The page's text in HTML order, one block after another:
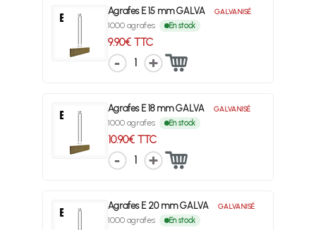
Agrafes E 15 mm GALVA GALVANISÉ
1000 agrafes En stock
9.90€ TTC
1
Agrafes E 18 mm GALVA GALVANISÉ
1000 agrafes En stock
10.90€ TTC
1
Agrafes E 20 mm GALVA GALVANISÉ
1000 agrafes En stock